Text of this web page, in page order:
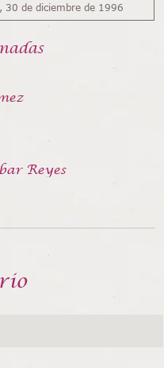
30 de diciembre de 1996
Reyes